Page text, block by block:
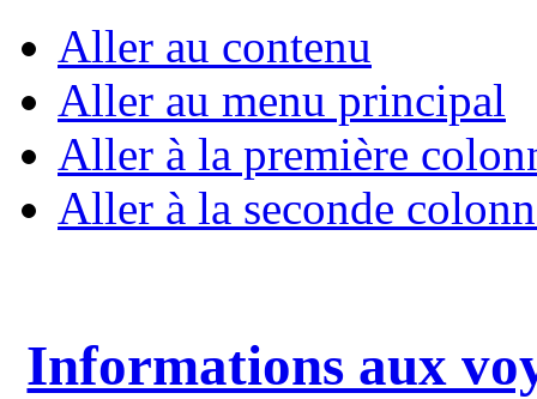
Aller au contenu
Aller au menu principal
Aller à la première
Aller à la seconde
Informations aux